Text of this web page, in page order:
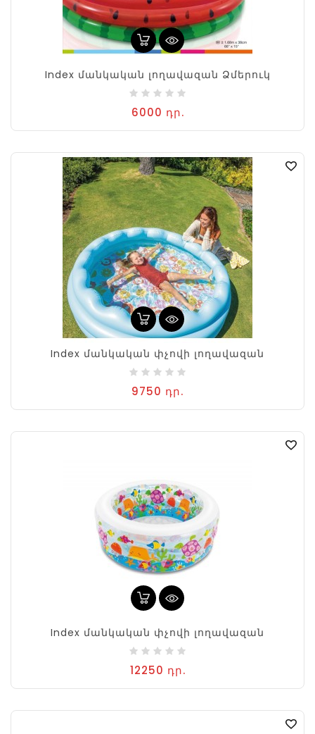
Index մանկական լողավազան Ձմերուկ
6000 դր.
Index մանկական փչովի լողավազան
9750 դր.
Index մանկական փչովի լողավազան
12250 դր.